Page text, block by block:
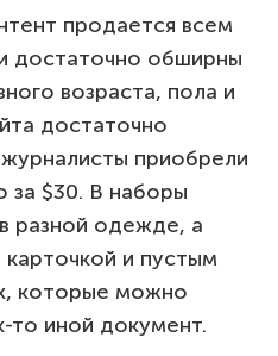
продается всем
достаточно обширны
возраста, пола и
достаточно
приобрели
за $30. В наборы
разной одежде, а
и пустым
которые можно
то иной документ.